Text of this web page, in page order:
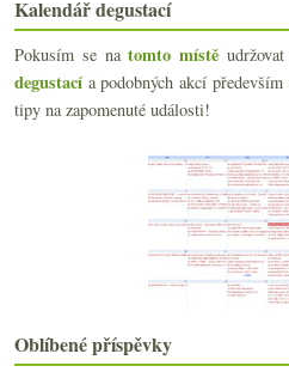
Tři podoby Burgundska v sedmi
Kvasíme rýži podruhé a lépe
Zestárněte (víno) o deset let
Višně, švestky a petrolejový král
Nevinné poznámky zimních
Snobové a otrocká práce
Výsledky ankety „kvasíte doma
Staré keře moderní legendy –
Nevydařená vína, hromadění
listopadu(19)
Kalendář degustací
Pokusím se natomto místě
degustacía podobných akcí
tipy na zapomenuté události!
Oblíbené příspěvky